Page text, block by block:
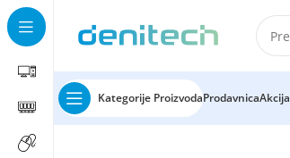
Kategorije ProizvodaProdavnicaAkcija